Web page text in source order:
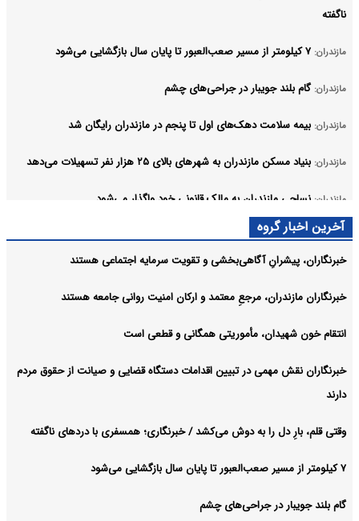
ناگفته
مازندران: ۷ کیلومتر از مسیر صعب‌العبور تا پایان سال بازگشایی می‌شود
مازندران: گام بلند جویبار در جراحی‌های چشم
مازندران: بیمه سلامت دهک‌های اول تا پنجم در مازندران رایگان شد
مازندران: بنیاد مسکن مازندران به شهرهای بالای ۲۵ هزار نفر تسهیلات می‌دهد
مازندران: نساجی مازندران به مالک قانونی خود واگذار می‌شود
آخرین اخبار گروه
خبرنگاران، پیشرانِ آگاهی‌بخشی و تقویت سرمایه اجتماعی هستند
خبرنگاران مازندران، مرجعِ معتمد و ارکان امنیت روانی جامعه هستند
انتقام خون شهیدان، مأموریتی همگانی و قطعی است
خبرنگاران نقش مهمی در تبیین اقدامات دستگاه قضایی و صیانت از حقوق مردم
دارند
وقتی قلم، بارِ دل را به دوش می‌کشد / خبرنگاری؛ همسفری با دردهای ناگفته
۷ کیلومتر از مسیر صعب‌العبور تا پایان سال بازگشایی می‌شود
گام بلند جویبار در جراحی‌های چشم